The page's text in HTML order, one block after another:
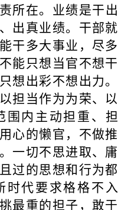
所在。业绩是干出
出真业绩。干部就
干多大事业，尽多
能只想当官不想干
想出彩不想出力。
担当作为为荣、以
围内主动担重、担
心的懒官，不做推
一切不思进取、庸
过的思想和行为都
时代要求格格不入
最重的担子，敢于